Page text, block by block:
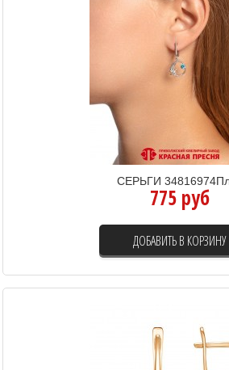
СЕРЬГИ
775 руб
ДОБАВИТЬ В КОРЗИНУ